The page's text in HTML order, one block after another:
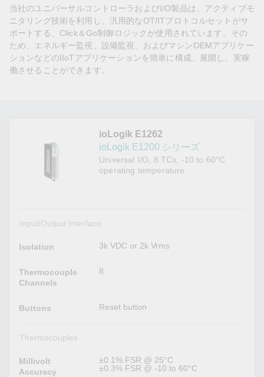
Moxa
当社のユニバーサルコントローラおよびI/O製品は、アクティブモ
ニタリング技術を利用し、汎用的なOT/ITプロトコルセットがサ
ポートする、Click＆Go制御ロジックが使用されています。その
ため、エネルギー監視、設備監視、およびマシンOEMアプリケー
ションなどのIIoTアプリケーションを簡単に構成、展開し、実稼
働させることができます。
ioLogik E1262
ioLogik E1200 シリーズ
Universal I/O, 8 TCs, -10 to 60°C
operating temperature
Input/Output Interface
Isolation 3k VDC or 2k Vrms
Thermocouple
Channels
8
Buttons Reset button
Thermocouples
Millivolt
Accuracy
±0.1% FSR @ 25°C
±0.3% FSR @ -10 to 60°C